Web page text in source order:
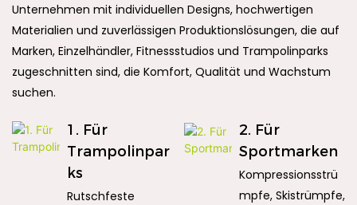
Unternehmen mit individuellen Designs, hochwertigen
Materialien und zuverlässigen Produktionslösungen, die auf
Marken, Einzelhändler, Fitnessstudios und Trampolinparks
zugeschnitten sind, die Komfort, Qualität und Wachstum
suchen.
1. Für
Trampolinpar
ks
Rutschfeste
2. Für
Sportmarken
Kompressionsstrü
mpfe, Skistrümpfe,